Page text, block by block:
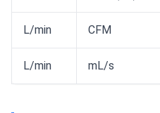
L/min CFM
L/min mL/s